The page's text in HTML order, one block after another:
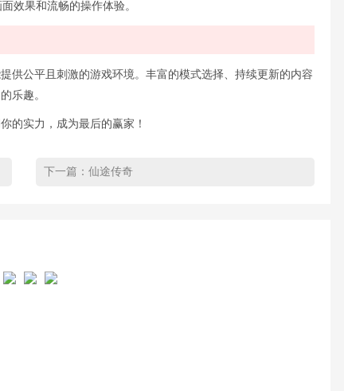
效果和流畅的操作体验。
供公平且刺激的游戏环境。丰富的模式选择、持续更新的内容
乐趣。
的实力，成为最后的赢家！
下一篇： 仙途传奇